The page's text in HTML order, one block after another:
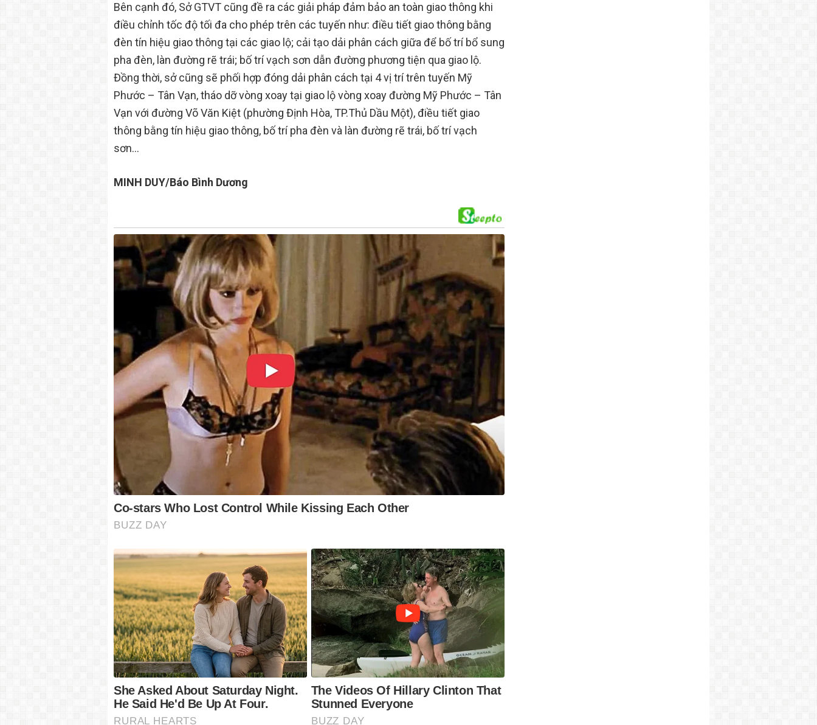
Bên cạnh đó, Sở GTVT cũng đề ra các giải pháp đảm bảo an toàn giao thông khi
điều chỉnh tốc độ tối đa cho phép trên các tuyến như: điều tiết giao thông bằng
đèn tín hiệu giao thông tại các giao lộ; cải tạo dải phân cách giữa để bố trí bổ sung
pha đèn, làn đường rẽ trái; bố trí vạch sơn dẫn đường phương tiện qua giao lộ.
Đồng thời, sở cũng sẽ phối hợp đóng dải phân cách tại 4 vị trí trên tuyến Mỹ
Phước – Tân Vạn, tháo dỡ vòng xoay tại giao lộ vòng xoay đường Mỹ Phước – Tân
Vạn với đường Võ Văn Kiệt (phường Định Hòa, TP.Thủ Dầu Một), điều tiết giao
thông bằng tín hiệu giao thông, bố trí pha đèn và làn đường rẽ trái, bố trí vạch
sơn…
MINH DUY/Báo Bình Dương